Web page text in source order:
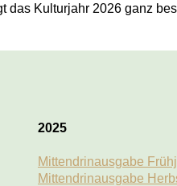
das Kulturjahr 2026 ganz
2025
Mittendrinausgabe
Mittendrinausgabe